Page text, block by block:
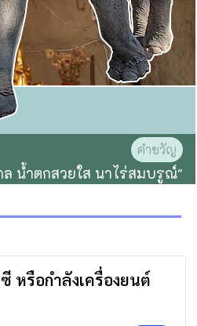
คำขวัญ
น้ำตกสวยใส นาไร่สมบรูณ์"
หรือกำลังเครื่องยนต์